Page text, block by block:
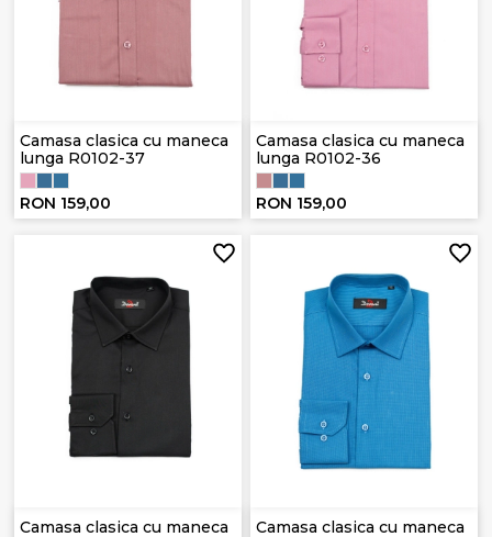
Camasa clasica cu maneca
lunga R0102-37
RON 159,00
Camasa clasica cu maneca
lunga R0102-36
RON 159,00
Camasa clasica cu maneca
Camasa clasica cu maneca